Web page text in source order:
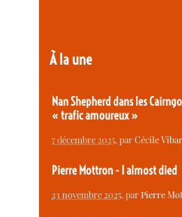
À la une
Nan Shepherd dans les
« trafic amoureux »
7 décembre 2025, parCécile
Pierre Mottron - I almost died
23 novembre 2025, parPierre